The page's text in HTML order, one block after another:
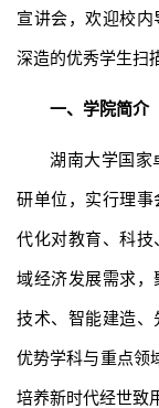
宣讲会，欢迎校内
深造的优秀学生扫
一、学院简介
湖南大学国家
研单位，实行理
代化对教育、科
域经济发展需求
技术、智能建造
优势学科与重点领
培养新时代经世致